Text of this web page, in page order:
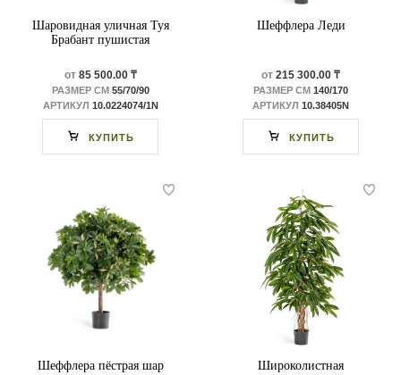
Шаровидная уличная Туя
Брабант пушистая
от85 500.00 ₸
РАЗМЕР СМ 55/70/90
АРТИКУЛ 10.0224074/1N
КУПИТЬ
Шеффлера Леди
от 215 300.00 ₸
РАЗМЕР СМ 140/170
АРТИКУЛ 10.38405N
КУПИТЬ
Шеффлера пёстрая шар
Широколистная